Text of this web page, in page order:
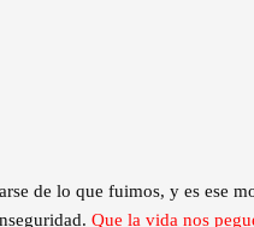
de lo que fuimos, y es ese
Que la vida nos